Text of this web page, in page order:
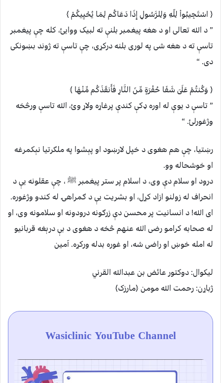
﴿ اسْتَجِيبُواْ لِلّهِ وَلِلرَّسُولِ إِذَا دَعَاكُم لِمَا يُحْيِيكُمْ ﴾
” د الله تعالی او د هغه پیغمبر بلنې ته لبیک ووایئ، کله چې پیغمبر
تاسې ته د هغه شی په لوری بلنه درکړی، چې تاسې ته ژوند بښونکی
دی. “
﴿ وَكُنتُمْ عَلَىَ شَفَا حُفْرَةٍ مِّنَ النَّارِ فَأَنقَذَكُم مِّنْهَا ﴾
” تاسې د یوې له اوره ډکې کندې پرغاړه ولاړ وئ، الله تاسې ورڅخه
وژغورلئ. “
رښتیا، چې هم هغوی د خپل لارښود او پېشوا په ملګرتیا نېکمرغه
او خوشحاله وو.
درود او سلام دې وی، د اسلام پر ستر پیغمبر ﷺ ، چې عقلونه یې د
انحراف له زولنو ازاد کړل، او بشریت یې د ګمراهۍ له کندو وژغوره.
ای الله! د انسانیت پر محسن دې زرګونه درودونه او سلامونه وی، او
له صحابه کرامو رضی الله عنهم څخه د هغوی د بې درېغه قربانیو
له امله خوښ او راضی شه، او غوره بدله ورکړه. آمین
لیکوال: دوکتور عائض بن عبدالله القرني
ژباړن: رحمت الله مومن ﴿مارزک﴾
Wasiclinic YouTube Channel